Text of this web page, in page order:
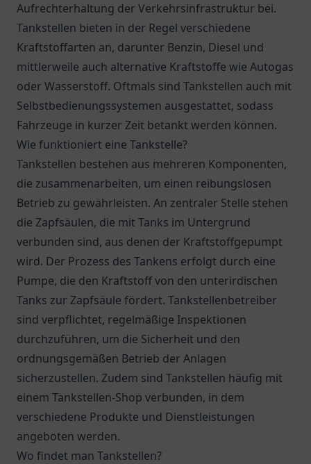
Aufrechterhaltung der Verkehrsinfrastruktur bei.
Tankstellen bieten in der Regel verschiedene
Kraftstoffarten an, darunter Benzin, Diesel und
mittlerweile auch alternative Kraftstoffe wie Autogas
oder Wasserstoff. Oftmals sind Tankstellen auch mit
Selbstbedienungssystemen ausgestattet, sodass
Fahrzeuge in kurzer Zeit betankt werden können.
Wie funktioniert eine Tankstelle?
Tankstellen bestehen aus mehreren Komponenten,
die zusammenarbeiten, um einen reibungslosen
Betrieb zu gewährleisten. An zentraler Stelle stehen
die Zapfsäulen, die mit Tanks im Untergrund
verbunden sind, aus denen der Kraftstoffgepumpt
wird. Der Prozess des Tankens erfolgt durch eine
Pumpe, die den Kraftstoff von den unterirdischen
Tanks zur Zapfsäule fördert. Tankstellenbetreiber
sind verpflichtet, regelmäßige Inspektionen
durchzuführen, um die Sicherheit und den
ordnungsgemäßen Betrieb der Anlagen
sicherzustellen. Zudem sind Tankstellen häufig mit
einem Tankstellen-Shop verbunden, in dem
verschiedene Produkte und Dienstleistungen
angeboten werden.
Wo findet man Tankstellen?